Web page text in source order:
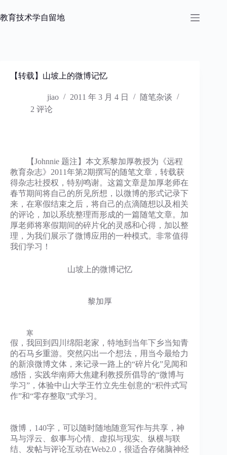
过
教育技术学自留地
【转载】山坡上的微博记忆
jiao 2011 年 3 月 4 日
随笔杂谈
2 评论
【Johnnie 题注】本文系黎加厚教授为《远程
教育杂志》2011年第2期撰写的随笔文章，转载获
得杂志社授权，特别鸣谢。这篇文章是加厚老师在
春节期间将自己的所见所想，以微博的形式记录下
来，在寒假结束之后，将自己的点滴随想以及相关
的评论，加以系统整理而形成的一篇随笔文章。加
厚老师将寒假期间的碎片化的灵感和心得，加以整
理，为我们展示了微博应用的一种模式。非常值得
我们学习！
山坡上的微博记忆
黎加厚
寒
假，我回到四川绵阳老家，特地到当年下乡当知青
的石马乡重游。突然闪出一个想法，用当今最给力
的新浪微博文体，来记录一路上的“碎片化”见闻和
感悟，实践华南师大焦建利教授所倡导的“微博与
学习”，体验中山大学王竹立先生创意的“积件式写
作”和“零存整取”式学习。
微博，140字，可以随时随地随意写作与共享，神
马与浮云、叙事与心情、虚拟与现实、纵横与联
结、发帖与评论互动在Web2.0，很适合存储脑神经